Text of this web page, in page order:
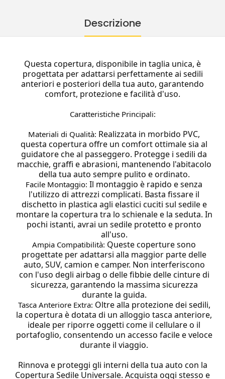
Descrizione
Questa copertura, disponibile in taglia unica, è
progettata per adattarsi perfettamente ai sedili
anteriori e posteriori della tua auto, garantendo
comfort, protezione e facilità d'uso.
Caratteristiche Principali:
Materiali di Qualità: Realizzata in morbido PVC,
questa copertura offre un comfort ottimale sia al
guidatore che al passeggero. Protegge i sedili da
macchie, graffi e abrasioni, mantenendo l'abitacolo
della tua auto sempre pulito e ordinato.
Facile Montaggio: Il montaggio è rapido e senza
l'utilizzo di attrezzi complicati. Basta fissare il
dischetto in plastica agli elastici cuciti sul sedile e
montare la copertura tra lo schienale e la seduta. In
pochi istanti, avrai un sedile protetto e pronto
all'uso.
Ampia Compatibilità: Queste coperture sono
progettate per adattarsi alla maggior parte delle
auto, SUV, camion e camper. Non interferiscono
con l'uso degli airbag o delle fibbie delle cinture di
sicurezza, garantendo la massima sicurezza
durante la guida.
Tasca Anteriore Extra: Oltre alla protezione dei sedili,
la copertura è dotata di un alloggio tasca anteriore,
ideale per riporre oggetti come il cellulare o il
portafoglio, consentendo un accesso facile e veloce
durante il viaggio.
Rinnova e proteggi gli interni della tua auto con la
Copertura Sedile Universale. Acquista oggi stesso e